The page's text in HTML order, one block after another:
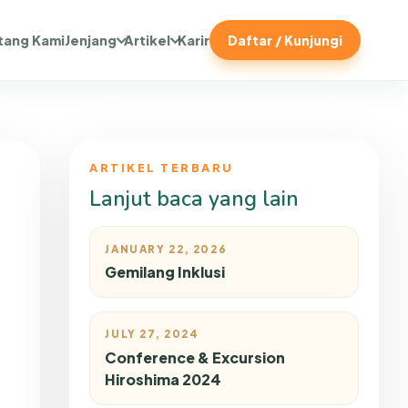
KamiJenjang Artikel Karir Daftar / Kunjungi
ARTIKEL TERBARU
Lanjut baca yang lain
JANUARY 22, 2026
Gemilang Inklusi
JULY 27, 2024
Conference & Excursion
Hiroshima 2024